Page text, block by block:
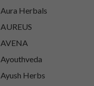
Aura Herbals
AUREUS
AVENA
Ayouthveda
Ayush Herbs